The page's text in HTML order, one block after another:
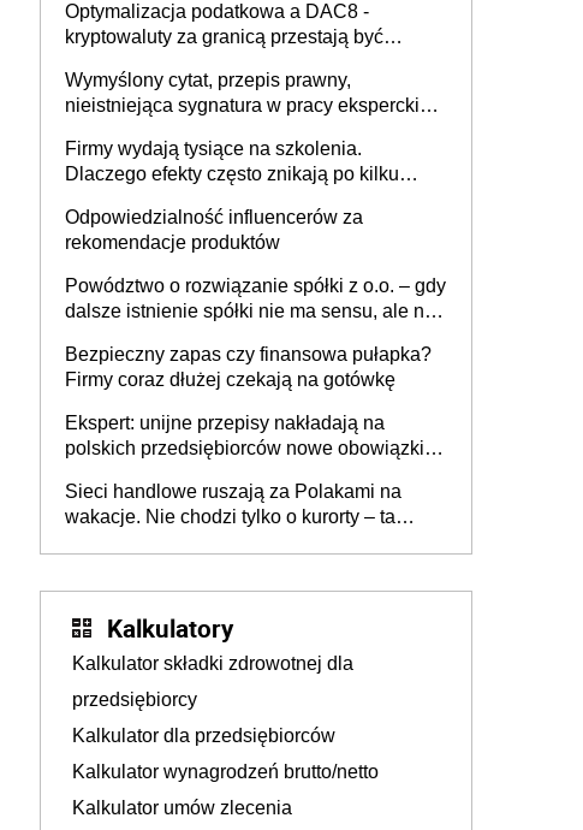
Optymalizacja podatkowa a DAC8 -
kryptowaluty za granicą przestają być
Wymyślony cytat, przepis prawny,
nieistniejąca sygnatura w pracy eksperckiej -
firmie
Firmy wydają tysiące na szkolenia.
Dlaczego efekty często znikają po kilku
Odpowiedzialność influencerów za
rekomendacje produktów
Powództwo o rozwiązanie spółki z o.o. – gdy
dalsze istnienie spółki nie ma sensu, ale nie
Bezpieczny zapas czy finansowa pułapka?
Firmy coraz dłużej czekają na gotówkę
Ekspert: unijne przepisy nakładają na
polskich przedsiębiorców nowe obowiązki w
Sieci handlowe ruszają za Polakami na
wakacje. Nie chodzi tylko o kurorty – ta
Kalkulatory
Kalkulator składki zdrowotnej dla
przedsiębiorcy
Kalkulator dla przedsiębiorców
Kalkulator wynagrodzeń brutto/netto
Kalkulator umów zlecenia